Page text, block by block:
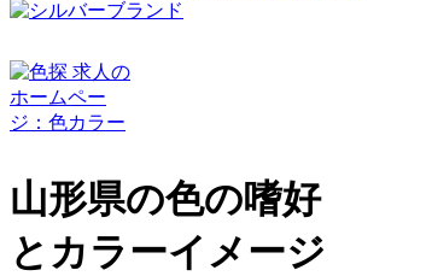
山形県の色の嗜好
とカラーイメージ